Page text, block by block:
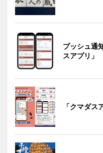
プッシュ通
スアプリ」
「クマダス